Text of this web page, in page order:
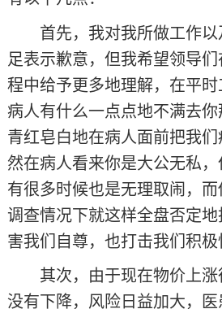
首先，我对我所做工作
足表示歉意，但我希望领导
程中给予更多地理解，在平
病人有什么一点点地不满去
青红皂白地在病人面前把我
然在病人看来你是大公无私
有很多时候也是无理取闹，
调查情况下就这样全盘否定
害我们自尊，也打击我们积极
其次，由于现在物价上
没有下降，风险日益加大，医